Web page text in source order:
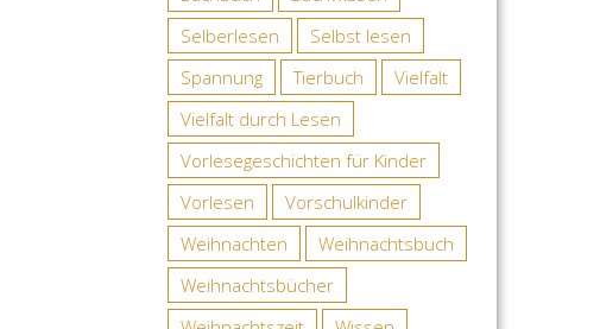
Selberlesen
Selbst lesen
Spannung
Tierbuch
Vielfalt
Vielfalt durch Lesen
Vorlesegeschichten für Kinder
Vorlesen
Vorschulkinder
Weihnachten
Weihnachtsbuch
Weihnachtsbücher